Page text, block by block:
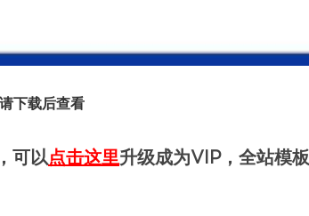
下载后查看
可以点击这里升级成为VIP，全站模板